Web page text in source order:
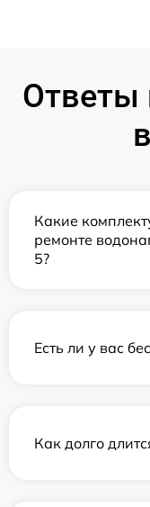
Ответы
Какие
ремонте
5?
Есть ли у вас
Как долго